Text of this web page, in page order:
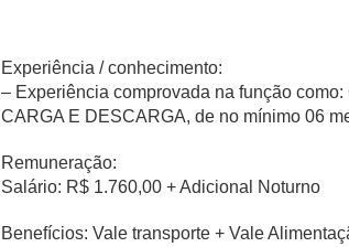
Experiência / conhecimento:
– Experiência comprovada na função
CARGA E DESCARGA, de no mínimo 06
Remuneração:
Salário: R$ 1.760,00 + Adicional Noturno
Benefícios: Vale transporte + Vale